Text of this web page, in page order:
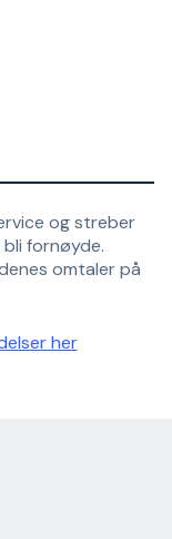
og streber
fornøyde.
omtaler på
her